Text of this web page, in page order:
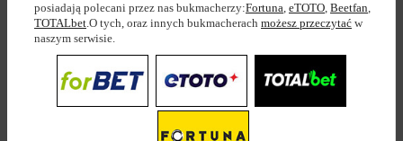
posiadają polecani przez nas bukmacherzy:Fortuna, eTOTO, Beetfan,
TOTALbet.O tych, oraz innych bukmacherach możesz przeczytać w
naszym serwisie.